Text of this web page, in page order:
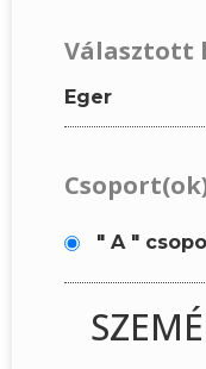
Választott
Eger
" A "